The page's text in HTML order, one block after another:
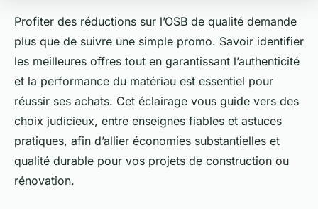
Profiter des réductions sur l’OSB de qualité demande
plus que de suivre une simple promo. Savoir identifier
les meilleures offres tout en garantissant l’authenticité
et la performance du matériau est essentiel pour
réussir ses achats. Cet éclairage vous guide vers des
choix judicieux, entre enseignes fiables et astuces
pratiques, afin d’allier économies substantielles et
qualité durable pour vos projets de construction ou
rénovation.